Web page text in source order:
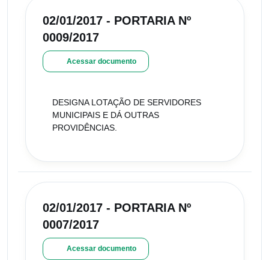
02/01/2017 - PORTARIA Nº
0009/2017
Acessar documento
DESIGNA LOTAÇÃO DE SERVIDORES
MUNICIPAIS E DÁ OUTRAS
PROVIDÊNCIAS.
02/01/2017 - PORTARIA Nº
0007/2017
Acessar documento